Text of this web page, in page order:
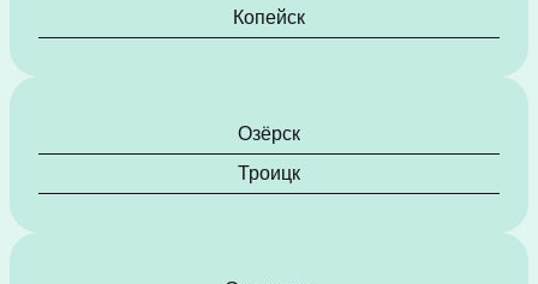
Копейск
Озёрск
Троицк